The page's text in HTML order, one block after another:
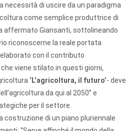
necessità di uscire da un paradigma
come semplice produttrice di
affermato Giansanti, sottolineando
riconoscerne la reale portata
con il contributo
viene stilato in questi giorni,
‘L’agricoltura, il futuro’- deve
da qui al 2050” e
per il settore.
costruzione di un piano pluriennale